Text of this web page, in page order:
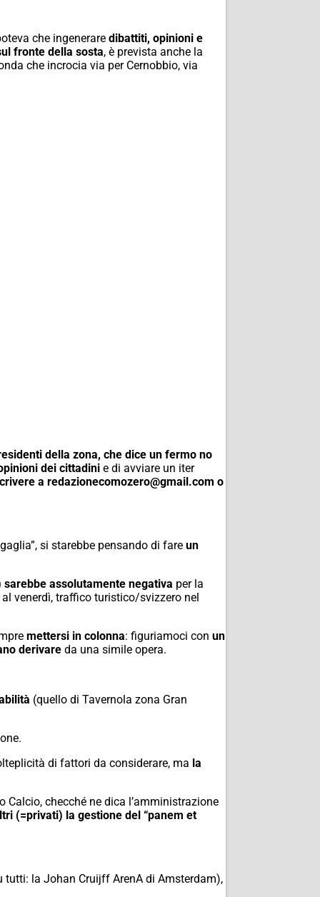
che ingenerare dibattiti, opinioni e
fronte della sosta, è prevista anche la
che incrocia via per Cernobbio, via
della zona, che dice un fermo no
dei cittadini e di avviare un iter
a redazionecomozero@gmail.com o
si starebbe pensando di fare un
assolutamente negativa per la
venerdì, traffico turistico/svizzero nel
mettersi in colonna: figuriamoci con un
derivare da una simile opera.
(quello di Tavernola zona Gran
di fattori da considerare, ma la
checché ne dica l’amministrazione
(=privati) la gestione del “panem et
tutti: la Johan Cruijff ArenA di Amsterdam),